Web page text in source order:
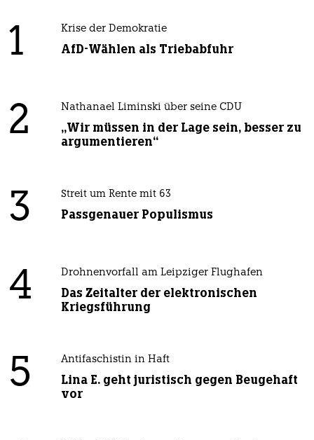
1 Krise der Demokratie
AfD-Wählen als Triebabfuhr
2 Nathanael Liminski über seine CDU
„Wir müssen in der Lage sein, besser zu
argumentieren“
3 Streit um Rente mit 63
Passgenauer Populismus
4 Drohnenvorfall am Leipziger Flughafen
Das Zeitalter der elektronischen
Kriegsführung
5 Antifaschistin in Haft
Lina E. geht juristisch gegen Beugehaft
vor